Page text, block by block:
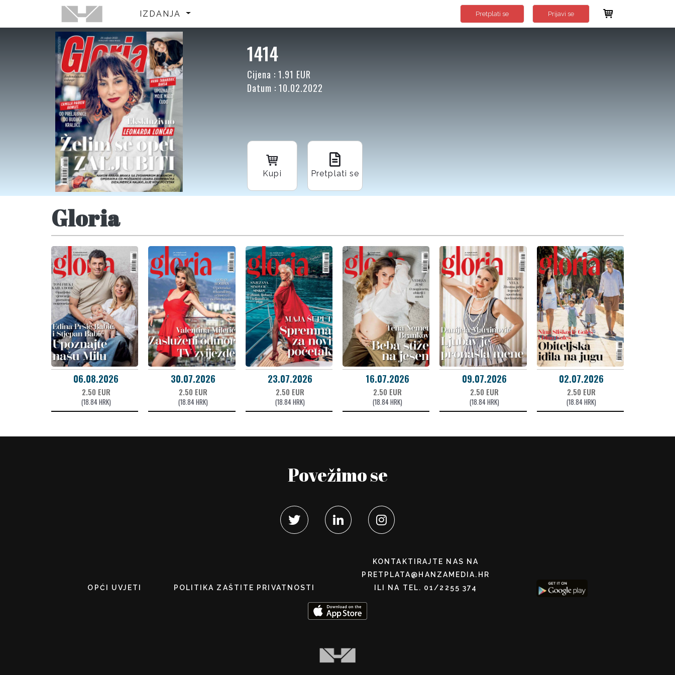
IZDANJA Pretplati se Prijavi se
1414
Cijena : 1.91 EUR
Datum : 10.02.2022
Kupi Pretplati se
Gloria
06.08.2026
2.50 EUR
(18.84 HRK)
30.07.2026
2.50 EUR
(18.84 HRK)
23.07.2026
2.50 EUR
(18.84 HRK)
16.07.2026
2.50 EUR
(18.84 HRK)
09.07.2026
2.50 EUR
(18.84 HRK)
02.07.2026
2.50 EUR
(18.84 HRK)
Povežimo se
OPĆI UVJETI POLITIKA ZAŠTITE PRIVATNOSTI
KONTAKTIRAJTE NAS NA
PRETPLATA@HANZAMEDIA.HR
ILI NA TEL. 01/2255 374